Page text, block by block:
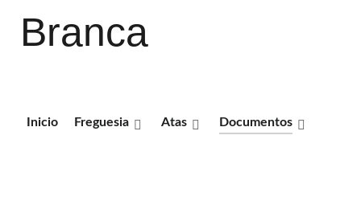
Branca
Inicio Freguesia Atas Documentos